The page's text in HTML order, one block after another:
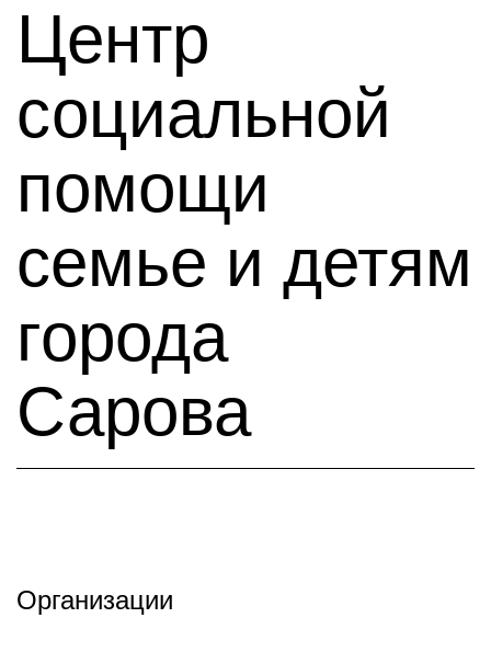
Центр
социальной
помощи
семье и детям
города
Сарова
Организации